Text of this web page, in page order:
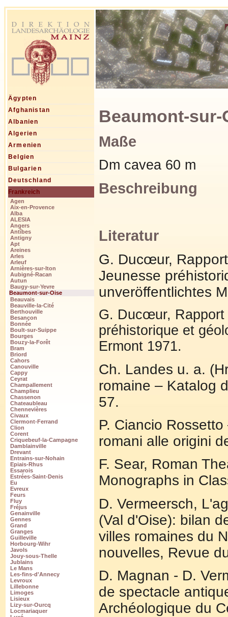
Ägypten
Afghanistan
Albanien
Algerien
Armenien
Belgien
Bulgarien
Deutschland
Frankreich
Agen
Aix-en-Provence
Alba
ALESIA
Angers
Antîbes
Antigny
Apt
Areines
Arles
Arleuf
Arnières-sur-Iton
Aubigné-Racan
Autun
Baugy-sur-Yevre
Beaumont-sur-Oise
Beauvais
Beauville-la-Cité
Berthouville
Besançon
Bonnée
Boult-sur-Suippe
Bourges
Bouzy-la-Forêt
Bram
Briord
Cahors
Canouville
Cappy
Ceyrat
Champallement
Champlieu
Chassenon
Chateaubleau
Chennevières
Civaux
Clermont-Ferrand
Clion
Corent
Criquebeuf-la-Campagne
Damblainville
Drevant
Entrains-sur-Nohain
Epiais-Rhus
Essarois
Estrées-Saint-Denis
Eu
Evreux
Feurs
Fluy
Fréjus
Genainville
Gennes
Grand
Granges
Guilleville
Horbourg-Wihr
Javols
Jouy-sous-Thelle
Jublains
Le Mans
Les-fins-d'Annecy
Levroux
Lillebonne
Limoges
Lisieux
Lizy-sur-Ourcq
Locmariaquer
Beaumont-
Maße
Dm cavea 60 m
Beschreibung
Literatur
G. Ducœur,
Jeunesse
unveröffentlichtes
G. Ducœur, Rapport
préhistorique et
Ermont 1971.
Ch. Landes u. a.
romaine – Katalog
57.
P. Ciancio
romani alle origini
F. Sear, Roman
Monographs in
D. Vermeersch,
(Val d'Oise): bilan
villes romaines du
nouvelles, Revue
D. Magnan - D.
de spectacle
Archéologique du